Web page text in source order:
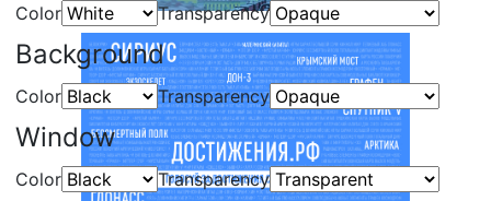
Color Transparency
Background
Color Transparency
Window
Color Transparency